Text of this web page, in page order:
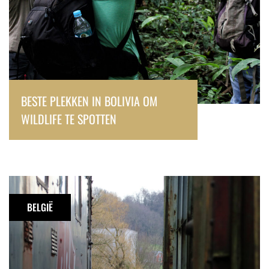
BESTE PLEKKEN IN BOLIVIA OM
WILDLIFE TE SPOTTEN
Urbex:
Station
Hombourg
BELGIË